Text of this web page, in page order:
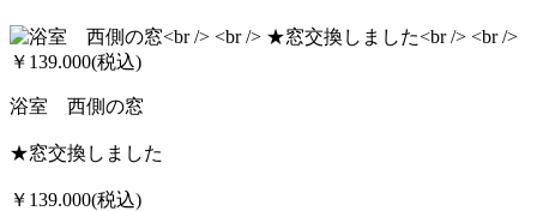
浴室 西側の窓
★窓交換しました
￥139.000(税込)